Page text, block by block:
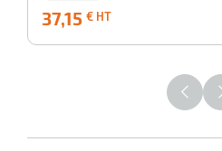
37,15 € HT
HT